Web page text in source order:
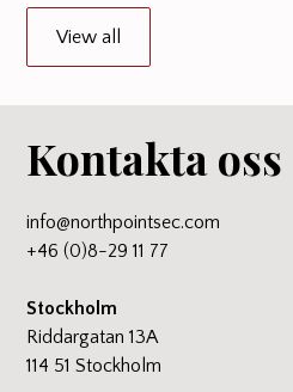
View all
Kontakta oss
info@northpointsec.com
+46 (0)8-29 11 77
Stockholm
Riddargatan 13A
114 51 Stockholm